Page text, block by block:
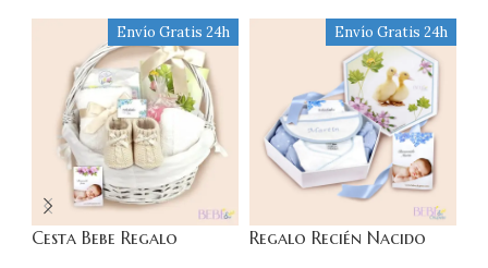
Envío Gratis 24h
Cesta Bebe Regalo
Envío Gratis 24h
Regalo Recién Nacido